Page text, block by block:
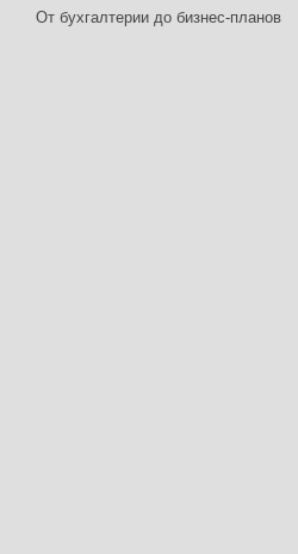
От бухгалтерии до бизнес-планов